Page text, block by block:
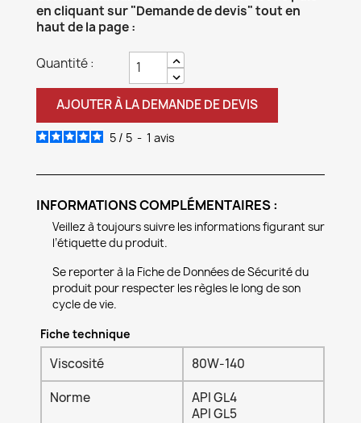
en cliquant sur "Demande de devis" tout en
haut de la page :
Quantité :
AJOUTER À LA DEMANDE DE DEVIS
5 / 5 - 1 avis
INFORMATIONS COMPLÉMENTAIRES :
Veillez à toujours suivre les informations figurant sur
l’étiquette du produit.
Se reporter à la Fiche de Données de Sécurité du
produit pour respecter les règles le long de son
cycle de vie.
Fiche technique
Viscosité
80W-140
Norme
API GL4
API GL5